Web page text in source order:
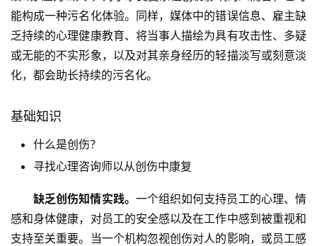
能构成一种污名化体验。同样，媒体中的错误信息、雇主缺
乏持续的心理健康教育、将当事人描绘为具有攻击性、多疑
或无能的不实形象，以及对其亲身经历的轻描淡写或刻意淡
化，都会助长持续的污名化。
基础知识
什么是创伤？
寻找心理咨询师以从创伤中康复
缺乏创伤知情实践。 一个组织如何支持员工的心理、情
感和身体健康，对员工的安全感以及在工作中感到被重视和
支持至关重要。当一个机构忽视创伤对人的影响，或员工感